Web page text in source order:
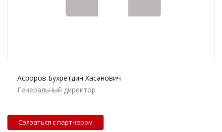
Асроров Бухретдин Хасанович
Генеральный директор
Связаться с партнером